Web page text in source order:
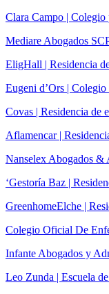
Clara Campo |
Mediare Abogados
EligHall | Residencia
Eugeni d’Ors |
Covas | Residencia de
Aflamencar |
Nanselex Abogados &
‘Gestoría Baz |
GreenhomeElche |
Colegio Oficial De
Infante Abogados y
Leo Zunda | Escuela